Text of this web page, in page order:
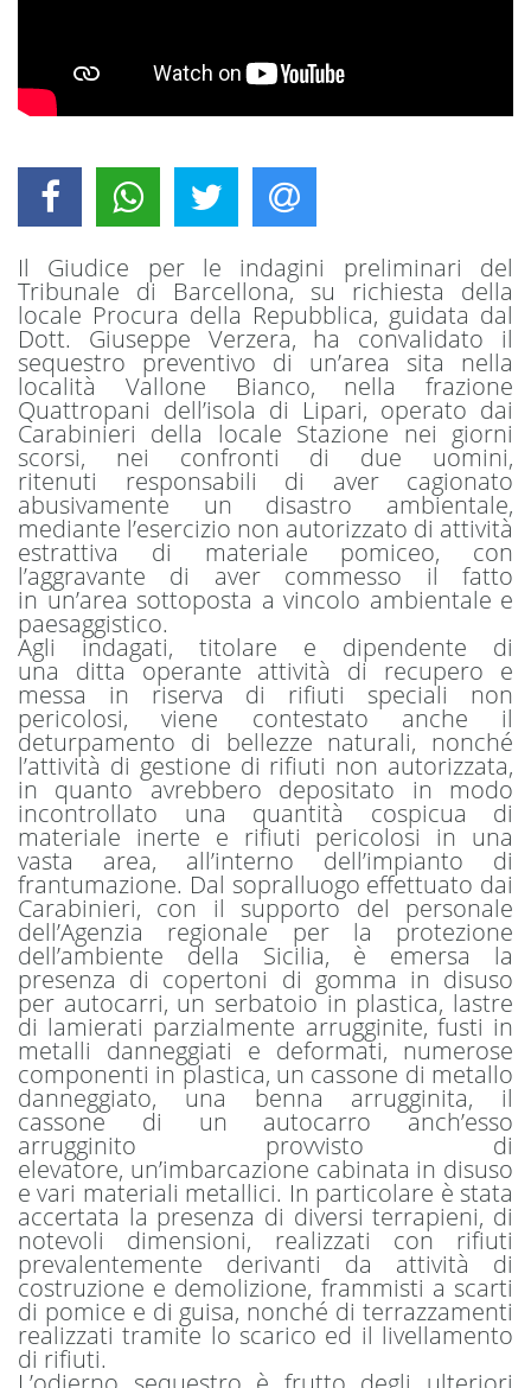
Il Giudice per le indagini preliminari del
Tribunale di Barcellona, su richiesta della
locale Procura della Repubblica, guidata dal
Dott. Giuseppe Verzera, ha convalidato il
sequestro preventivo di un’area sita nella
località Vallone Bianco, nella frazione
Quattropani dell’isola di Lipari, operato dai
Carabinieri della locale Stazione nei giorni
scorsi, nei confronti di due uomini,
ritenuti responsabili di aver cagionato
abusivamente un disastro ambientale,
mediante l’esercizio non autorizzato di attività
estrattiva di materiale pomiceo, con
l’aggravante di aver commesso il fatto
in un’area sottoposta a vincolo ambientale e
paesaggistico.
Agli indagati, titolare e dipendente di
una ditta operante attività di recupero e
messa in riserva di rifiuti speciali non
pericolosi, viene contestato anche il
deturpamento di bellezze naturali, nonché
l’attività di gestione di rifiuti non autorizzata,
in quanto avrebbero depositato in modo
incontrollato una quantità cospicua di
materiale inerte e rifiuti pericolosi in una
vasta area, all’interno dell’impianto di
frantumazione. Dal sopralluogo effettuato dai
Carabinieri, con il supporto del personale
dell’Agenzia regionale per la protezione
dell’ambiente della Sicilia, è emersa la
presenza di copertoni di gomma in disuso
per autocarri, un serbatoio in plastica, lastre
di lamierati parzialmente arrugginite, fusti in
metalli danneggiati e deformati, numerose
componenti in plastica, un cassone di metallo
danneggiato, una benna arrugginita, il
cassone di un autocarro anch’esso
arrugginito provvisto di
elevatore, un’imbarcazione cabinata in disuso
e vari materiali metallici. In particolare è stata
accertata la presenza di diversi terrapieni, di
notevoli dimensioni, realizzati con rifiuti
prevalentemente derivanti da attività di
costruzione e demolizione, frammisti a scarti
di pomice e di guisa, nonché di terrazzamenti
realizzati tramite lo scarico ed il livellamento
di rifiuti.